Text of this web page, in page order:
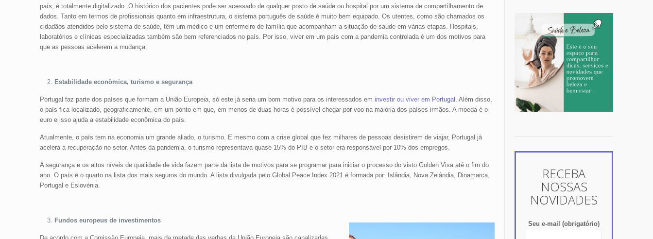
país, é totalmente digitalizado. O histórico dos pacientes pode ser acessado de qualquer posto de saúde ou hospital por um sistema de compartilhamento de
dados. Tanto em termos de profissionais quanto em infraestrutura, o sistema português de saúde é muito bem equipado. Os utentes, como são chamados os
cidadãos atendidos pelo sistema de saúde, têm um médico e um enfermeiro de família que acompanham a situação de saúde em várias etapas. Hospitais,
laboratórios e clínicas especializadas também são bem referenciados no país. Por isso, viver em um país com a pandemia controlada é um dos motivos para
que as pessoas acelerem a mudança.
Estabilidade econômica, turismo e segurança
Portugal faz parte dos países que formam a União Europeia, só este já seria um bom motivo para os interessados em investir ou viver em Portugal . Além disso,
o país fica localizado, geograficamente, em um ponto em que, em menos de duas horas é possível chegar por voo na maioria dos países irmãos. A moeda é o
euro e isso ajuda a estabilidade econômica do país.
Atualmente, o país tem na economia um grande aliado, o turismo. E mesmo com a crise global que fez milhares de pessoas desistirem de viajar, Portugal já
acelera a recuperação no setor. Antes da pandemia, o turismo representava quase 15% do PIB e o setor era responsável por 10% dos empregos.
A segurança e os altos níveis de qualidade de vida fazem parte da lista de motivos para se programar para iniciar o processo do visto Golden Visa até o fim do
ano. O país é o quarto na lista dos mais seguros do mundo. A lista divulgada pelo Global Peace Index 2021 é formada por: Islândia, Nova Zelândia, Dinamarca,
Portugal e Eslovénia.
Fundos europeus de investimentos
RECEBA
NOSSAS
NOVIDADES
Seu e-mail (obrigatório)